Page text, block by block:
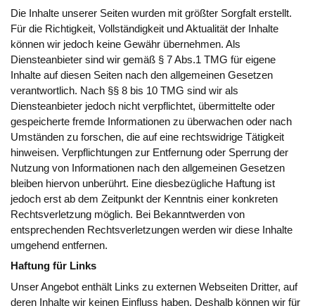
Die Inhalte unserer Seiten wurden mit größter Sorgfalt erstellt.
Für die Richtigkeit, Vollständigkeit und Aktualität der Inhalte
können wir jedoch keine Gewähr übernehmen. Als
Diensteanbieter sind wir gemäß § 7 Abs.1 TMG für eigene
Inhalte auf diesen Seiten nach den allgemeinen Gesetzen
verantwortlich. Nach §§ 8 bis 10 TMG sind wir als
Diensteanbieter jedoch nicht verpflichtet, übermittelte oder
gespeicherte fremde Informationen zu überwachen oder nach
Umständen zu forschen, die auf eine rechtswidrige Tätigkeit
hinweisen. Verpflichtungen zur Entfernung oder Sperrung der
Nutzung von Informationen nach den allgemeinen Gesetzen
bleiben hiervon unberührt. Eine diesbezügliche Haftung ist
jedoch erst ab dem Zeitpunkt der Kenntnis einer konkreten
Rechtsverletzung möglich. Bei Bekanntwerden von
entsprechenden Rechtsverletzungen werden wir diese Inhalte
umgehend entfernen.
Haftung für Links
Unser Angebot enthält Links zu externen Webseiten Dritter, auf
deren Inhalte wir keinen Einfluss haben. Deshalb können wir für